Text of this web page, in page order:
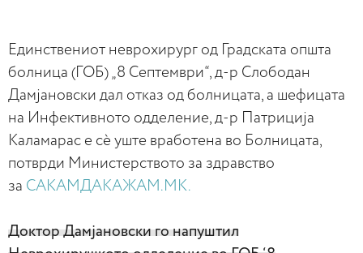
Единствениот неврохирург од Градската општа
болница (ГОБ) „8 Септември“, д-р Слободан
Дамјановски дал отказ од болницата, а шефицата
на Инфективното одделение, д-р Патриција
Каламарас е сѐ уште вработена во Болницата,
потврди Министерството за здравство
за САКАМДАКАЖАМ.МК.
Доктор Дамјановски го напуштил